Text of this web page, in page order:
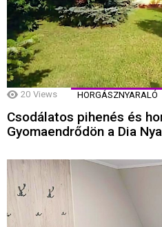
20 Views HORGÁSZNYARALÓ
Csodálatos pihenés és
Gyomaendrődön a Dia